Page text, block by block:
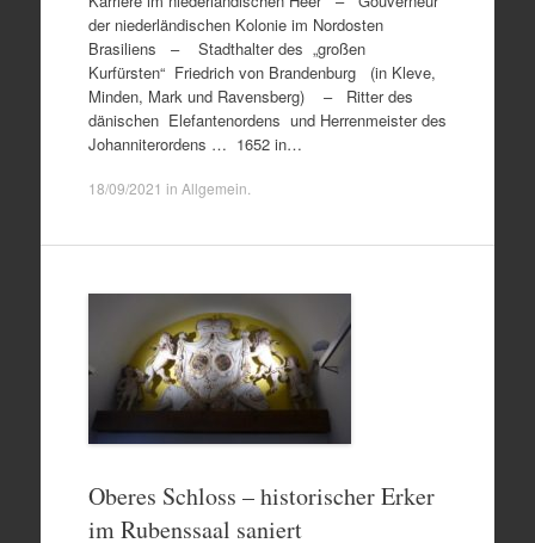
der niederländischen Kolonie im Nordosten
Brasiliens – Stadthalter des „großen
Kurfürsten“ Friedrich von Brandenburg (in Kleve,
Minden, Mark und Ravensberg) – Ritter des
dänischen Elefantenordens und Herrenmeister des
Johanniterordens … 1652 in…
18/09/2021 in Allgemein
Oberes Schloss – historischer Erker
im Rubenssaal saniert